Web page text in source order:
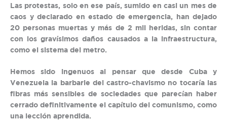
Las protestas, solo en ese país, sumido en casi un mes de
caos y declarado en estado de emergencia, han dejado
20 personas muertas y más de 2 mil heridas, sin contar
con los gravísimos daños causados a la infraestructura,
como el sistema del metro.
Hemos sido ingenuos al pensar que desde Cuba y
Venezuela la barbarie del castro-chavismo no tocaría las
fibras más sensibles de sociedades que parecían haber
cerrado definitivamente el capítulo del comunismo, como
una lección aprendida.